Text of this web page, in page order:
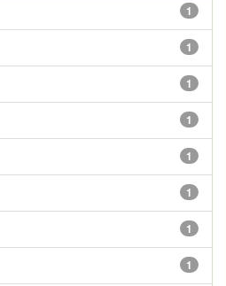
1
1
1
1
1
1
1
1